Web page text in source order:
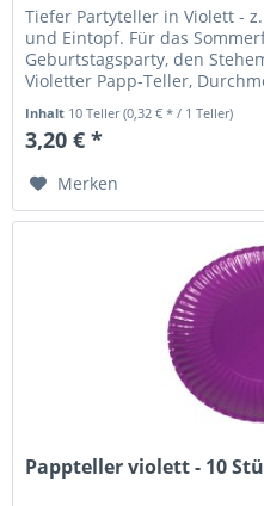
Tiefer Partyteller in Violett -
und Eintopf. Für das
Geburtstagsparty, den
Violetter Papp-Teller,
Inhalt 10 Teller(0,32 € * / 1 Teller)
3,20 € *
Merken
Pappteller violett - 10